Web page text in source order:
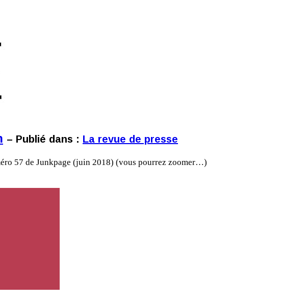
– Publié dans : La revue de presse
57 de Junkpage (juin 2018) (vous pourrez zoomer…)